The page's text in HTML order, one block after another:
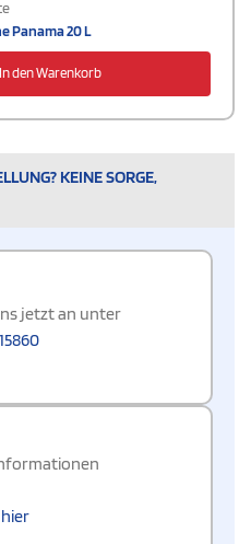
Panama 20 L
In den Warenkorb
KEINE SORGE,
jetzt an unter
hier